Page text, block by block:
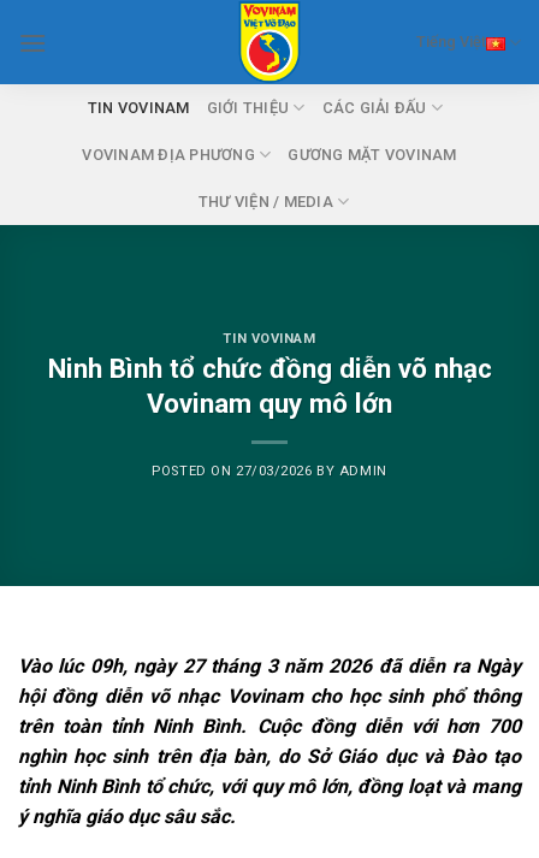
Tiếng Việt
TIN VOVINAM GIỚI THIỆU CÁC GIẢI ĐẤU
VOVINAM ĐỊA PHƯƠNG GƯƠNG MẶT VOVINAM
THƯ VIỆN / MEDIA
TIN VOVINAM
Ninh Bình tổ chức đồng diễn võ nhạc
Vovinam quy mô lớn
POSTED ON 27/03/2026 BY ADMIN
Vào lúc 09h, ngày 27 tháng 3 năm 2026 đã diễn ra Ngày
hội đồng diễn võ nhạc Vovinam cho học sinh phổ thông
trên toàn tỉnh Ninh Bình. Cuộc đồng diễn với hơn 700
nghìn học sinh trên địa bàn, do Sở Giáo dục và Đào tạo
tỉnh Ninh Bình tổ chức, với quy mô lớn, đồng loạt và mang
ý nghĩa giáo dục sâu sắc.